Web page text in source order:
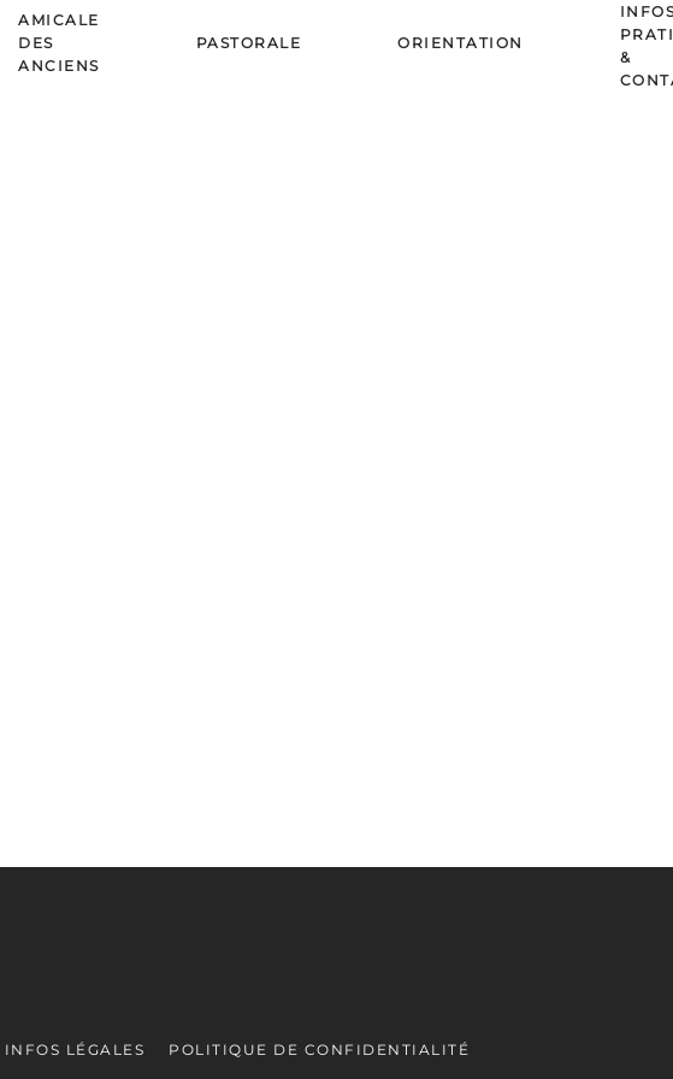
AMICALE
DES
ANCIENS
PASTORALE ORIENTATION
&
INFOS LÉGALES POLITIQUE DE CONFIDENTIALITÉ